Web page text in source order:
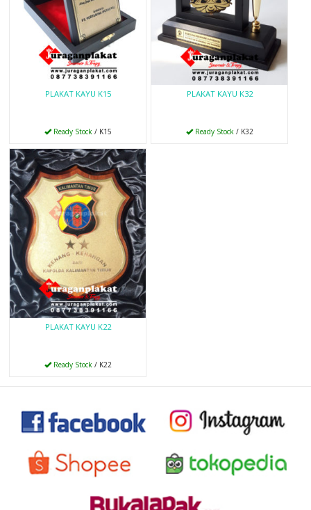
PLAKAT KAYU K15
Ready Stock / K15
PLAKAT KAYU K32
Ready Stock / K32
PLAKAT KAYU K22
Ready Stock/ K22